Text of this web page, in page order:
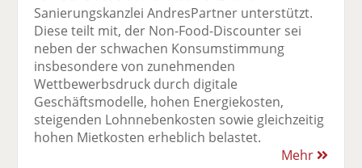
Sanierungskanzlei AndresPartner unterstützt.
Diese teilt mit, der Non-Food-Discounter sei
neben der schwachen Konsumstimmung
insbesondere von zunehmenden
Wettbewerbsdruck durch digitale
Geschäftsmodelle, hohen Energiekosten,
steigenden Lohnnebenkosten sowie gleichzeitig
hohen Mietkosten erheblich belastet.
Mehr